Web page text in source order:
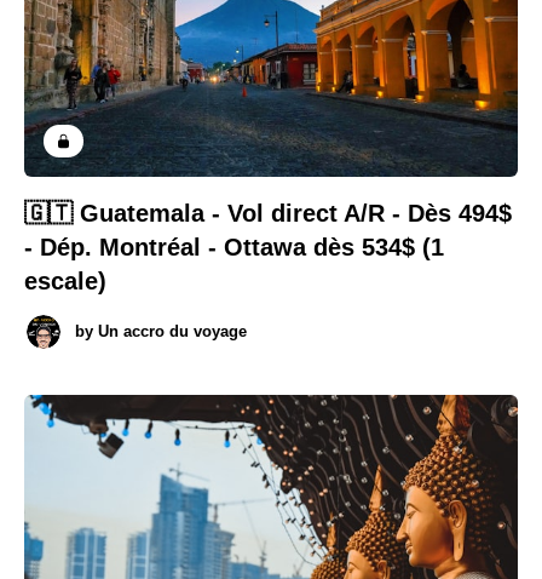
🇬🇹 Guatemala - Vol direct A/R - Dès 494$
- Dép. Montréal - Ottawa dès 534$ (1
escale)
by Un accro du voyage